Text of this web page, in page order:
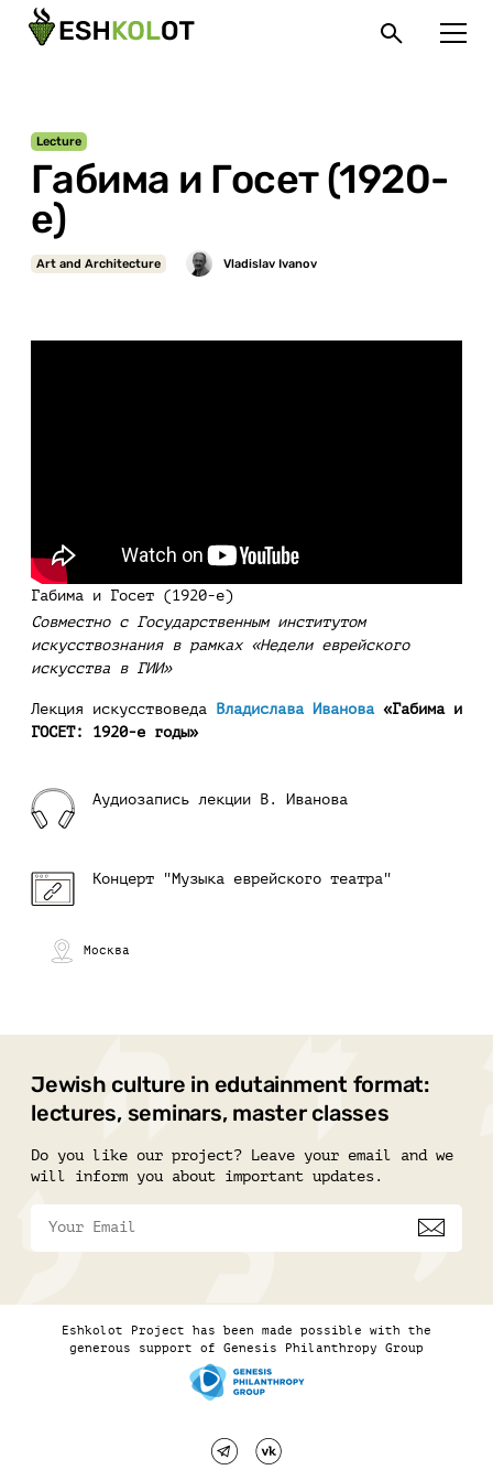
Габима и Госет (1920-
е)
Lecture
Art and Architecture
Габима и Госет (1920-е)
Cовместно с Государственным институтом
искусствознания в рамках «Недели еврейского
искусства в ГИИ»
Лекция искусствоведа Владислава Иванова «Габима и
ГОСЕТ: 1920-е годы»
Аудиозапись лекции В. Иванова
Концерт "Музыка еврейского театра"
Москва
Jewish culture in edutainment format:
lectures, seminars, master classes
Do you like our project? Leave your email and we
will inform you about important updates.
Eshkolot Project has been made possible with the
generous support of Genesis Philanthropy Group